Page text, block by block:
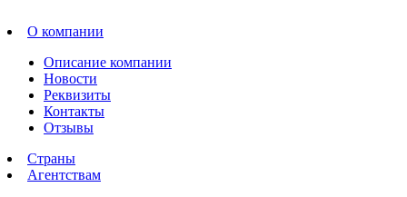
О компании
Описание компании
Новости
Реквизиты
Контакты
Отзывы
Страны
Агентствам